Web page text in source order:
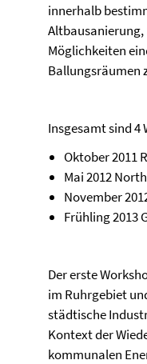
innerhalb
Altbausanierung,
Möglichkeiten
Ballungsräumen
Insgesamt sind 4
Oktober 2011
Mai 2012
November
Frühling 2013
Der erste
im Ruhrgebiet
städtische
Kontext der
kommunalen